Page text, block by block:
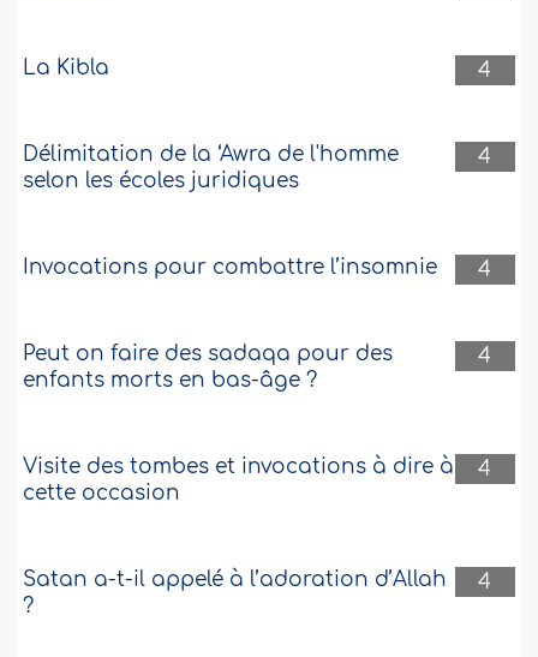
4
La Kibla
4
Délimitation de la ‘Awra de l'homme
selon les écoles juridiques
4
Invocations pour combattre l’insomnie
4
Peut on faire des sadaqa pour des
enfants morts en bas-âge ?
4
Visite des tombes et invocations à dire à
cette occasion
4
Satan a-t-il appelé à l’adoration d’Allah
?